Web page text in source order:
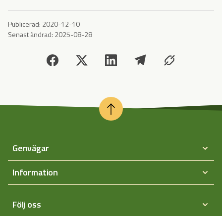
Publicerad: 2020-12-10
Senast ändrad: 2025-08-28
Genvägar
Information
Följ oss